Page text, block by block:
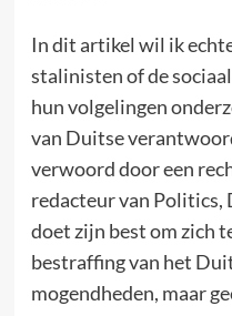
In dit artikel wil ik
stalinisten of de
hun volgelingen
van Duitse
verwoord door een
redacteur van
doet zijn best om zich
bestraffing van het
mogendheden, maar